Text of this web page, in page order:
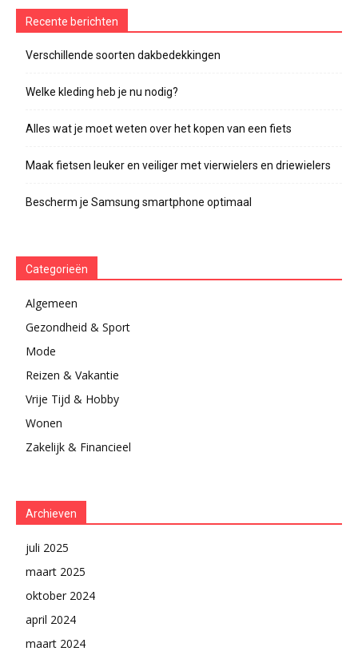
Recente berichten
Verschillende soorten dakbedekkingen
Welke kleding heb je nu nodig?
Alles wat je moet weten over het kopen van een fiets
Maak fietsen leuker en veiliger met vierwielers en driewielers
Bescherm je Samsung smartphone optimaal
Categorieën
Algemeen
Gezondheid & Sport
Mode
Reizen & Vakantie
Vrije Tijd & Hobby
Wonen
Zakelijk & Financieel
Archieven
juli 2025
maart 2025
oktober 2024
april 2024
maart 2024